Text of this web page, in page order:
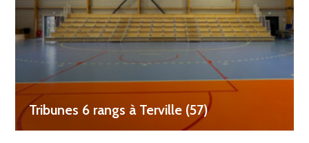
Tribunes 6 rangs à Terville (57)